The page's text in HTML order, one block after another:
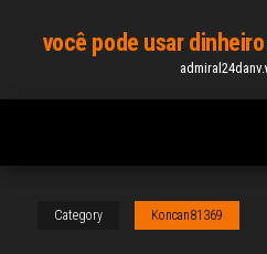
content
você pode usar
Category Koncan81369